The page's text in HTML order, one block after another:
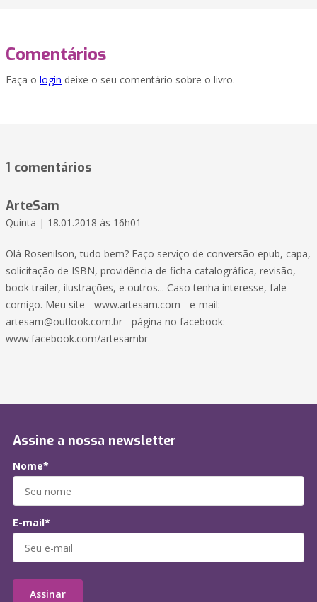
Comentários
Faça o login deixe o seu comentário sobre o livro.
1 comentários
ArteSam
Quinta | 18.01.2018 às 16h01
Olá Rosenilson, tudo bem? Faço serviço de conversão epub, capa,
solicitação de ISBN, providência de ficha catalográfica, revisão,
book trailer, ilustrações, e outros... Caso tenha interesse, fale
comigo. Meu site - www.artesam.com - e-mail:
artesam@outlook.com.br - página no facebook:
www.facebook.com/artesambr
Assine a nossa newsletter
Nome*
E-mail*
Assinar